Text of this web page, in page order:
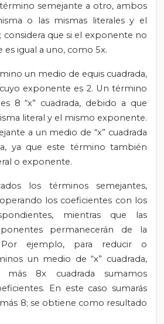
semejante a otro, ambos
o las mismas literales y el
que si el exponente no
es igual a uno, como 5x.
un medio de equis cuadrada,
cuyo exponente es 2. Un término
8 “x” cuadrada, debido a que
literal y el mismo exponente.
a un medio de “x” cuadrada
ya que este término también
o exponente.
los términos semejantes,
los coeficientes con los
mientras que las
permanecerán de la
Por ejemplo, para reducir o
un medio de “x” cuadrada,
más 8x cuadrada sumamos
En este caso sumarás
8; se obtiene como resultado